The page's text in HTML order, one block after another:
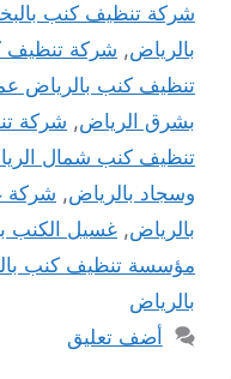
شركة تنظيف كنب
بالرياض, شركة تنظيف
تنظيف كنب بالرياض
بشرق الرياض, شركة
تنظيف كنب شمال
وسجاد بالرياض, شركة
بالرياض, غسيل الكنب
مؤسسة تنظيف كنب
بالرياض
أضف تعليق